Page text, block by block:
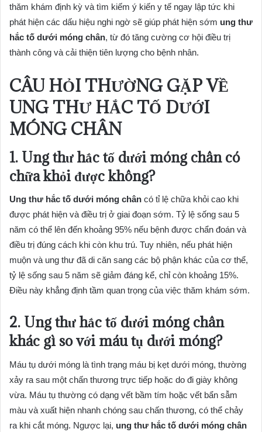
thăm khám định kỳ và tìm kiếm ý kiến y tế ngay lập tức khi
phát hiện các dấu hiệu nghi ngờ sẽ giúp phát hiện sớm ung thư
hắc tố dưới móng chân, từ đó tăng cường cơ hội điều trị
thành công và cải thiện tiên lượng cho bệnh nhân.
CÂU HỎI THƯỜNG GẶP VỀ
UNG THƯ HẮC TỐ DƯỚI
MÓNG CHÂN
1. Ung thư hắc tố dưới móng chân có
chữa khỏi được không?
Ung thư hắc tố dưới móng chân có tỉ lệ chữa khỏi cao khi
được phát hiện và điều trị ở giai đoạn sớm. Tỷ lệ sống sau 5
năm có thể lên đến khoảng 95% nếu bệnh được chẩn đoán và
điều trị đúng cách khi còn khu trú. Tuy nhiên, nếu phát hiện
muộn và ung thư đã di căn sang các bộ phận khác của cơ thể,
tỷ lệ sống sau 5 năm sẽ giảm đáng kể, chỉ còn khoảng 15%.
Điều này khẳng định tầm quan trọng của việc thăm khám sớm.
2. Ung thư hắc tố dưới móng chân
khác gì so với máu tụ dưới móng?
Máu tụ dưới móng là tình trạng máu bị kẹt dưới móng, thường
xảy ra sau một chấn thương trực tiếp hoặc do đi giày không
vừa. Máu tụ thường có dạng vết bầm tím hoặc vết bẩn sẫm
màu và xuất hiện nhanh chóng sau chấn thương, có thể chảy
ra khi cắt móng. Ngược lại, ung thư hắc tố dưới móng chân